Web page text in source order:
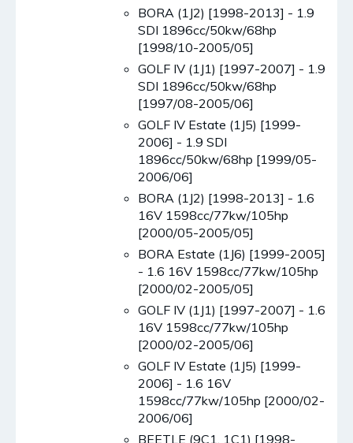
BORA (1J2) [1998-2013] - 1.9
SDI 1896cc/50kw/68hp
[1998/10-2005/05]
GOLF IV (1J1) [1997-2007] - 1.9
SDI 1896cc/50kw/68hp
[1997/08-2005/06]
GOLF IV Estate (1J5) [1999-
2006] - 1.9 SDI
1896cc/50kw/68hp [1999/05-
2006/06]
BORA (1J2) [1998-2013] - 1.6
16V 1598cc/77kw/105hp
[2000/05-2005/05]
BORA Estate (1J6) [1999-2005]
- 1.6 16V 1598cc/77kw/105hp
[2000/02-2005/05]
GOLF IV (1J1) [1997-2007] - 1.6
16V 1598cc/77kw/105hp
[2000/02-2005/06]
GOLF IV Estate (1J5) [1999-
2006] - 1.6 16V
1598cc/77kw/105hp [2000/02-
2006/06]
BEETLE (9C1. 1C1) [1998-